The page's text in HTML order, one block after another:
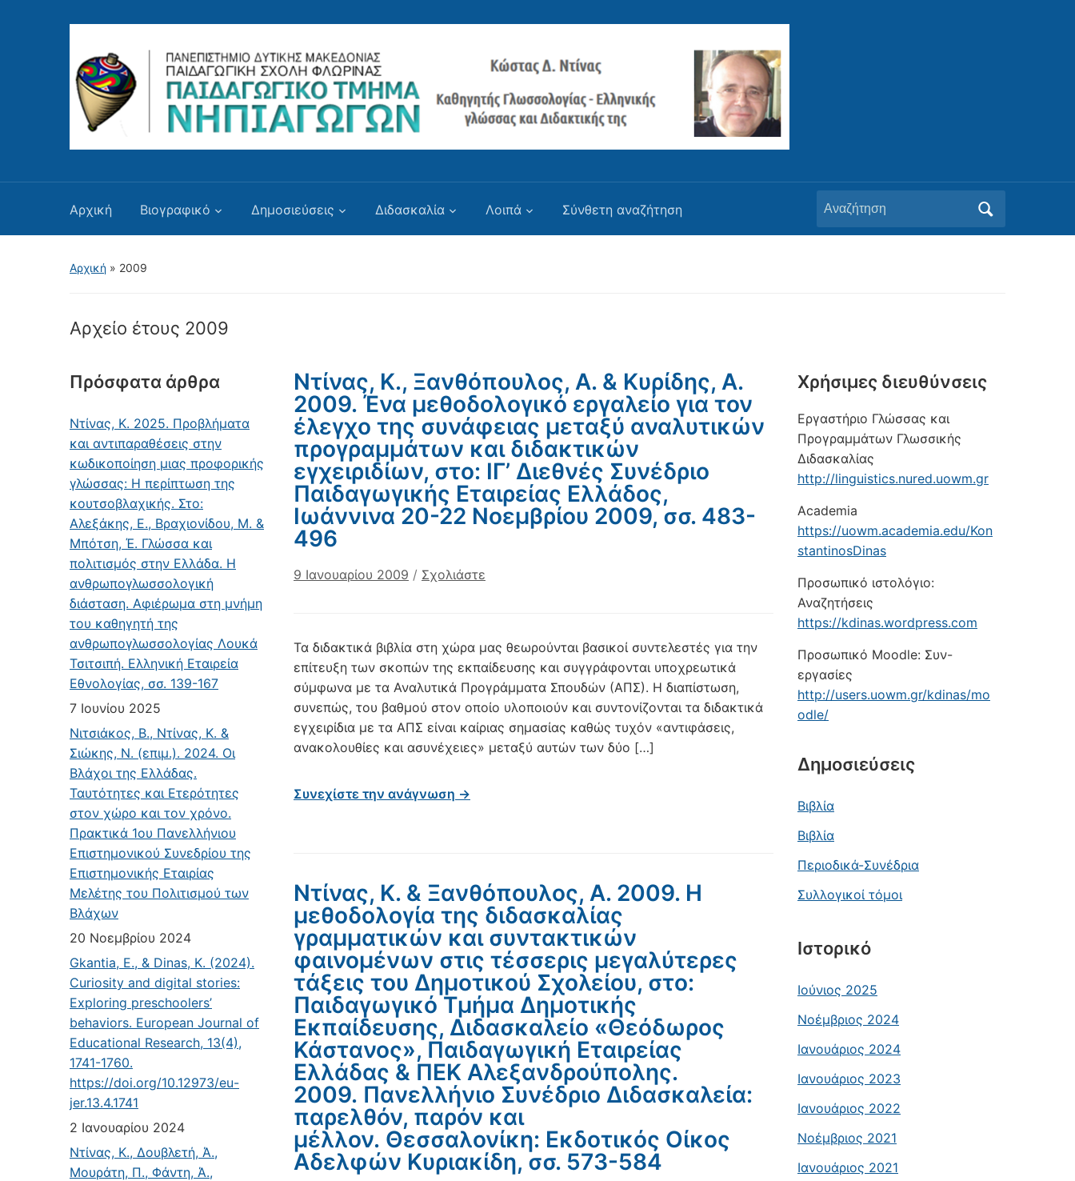
Αρχική Βιογραφικό Δημοσιεύσεις Διδασκαλία Λοιπά Σύνθετη αναζήτηση
Αναζήτηση
για:
Αρχική » 2009
Αρχείο έτους 2009
Πρόσφατα άρθρα
Ντίνας, Κ. 2025. Προβλήματα
και αντιπαραθέσεις στην
κωδικοποίηση μιας προφορικής
γλώσσας: Η περίπτωση της
κουτσοβλαχικής. Στο:
Αλεξάκης, Ε., Βραχιονίδου, Μ. &
Μπότση, Έ. Γλώσσα και
πολιτισμός στην Ελλάδα. Η
ανθρωπογλωσσολογική
διάσταση. Αφιέρωμα στη μνήμη
του καθηγητή της
ανθρωπογλωσσολογίας Λουκά
Τσιτσιπή. Ελληνική Εταιρεία
Εθνολογίας, σσ. 139-167
7 Ιουνίου 2025
Νιτσιάκος, Β., Ντίνας, Κ. &
Σιώκης, Ν. (επιμ.). 2024. Οι
Βλάχοι της Ελλάδας.
Ταυτότητες και Ετερότητες
στον χώρο και τον χρόνο.
Πρακτικά 1ου Πανελλήνιου
Επιστημονικού Συνεδρίου της
Επιστημονικής Εταιρίας
Μελέτης του Πολιτισμού των
Βλάχων
20 Νοεμβρίου 2024
Gkantia, E., & Dinas, K. (2024).
Curiosity and digital stories:
Exploring preschoolers’
behaviors. European Journal of
Educational Research, 13(4),
1741-1760.
https://doi.org/10.12973/eu-
jer.13.4.1741
2 Ιανουαρίου 2024
Ντίνας, Κ., Δουβλετή, Ά.,
Μουράτη, Π., Φάντη, Ά.,
Ντίνας, Κ., Ξανθόπουλος, Α. & Κυρίδης, Α.
2009. Ένα μεθοδολογικό εργαλείο για τον
έλεγχο της συνάφειας μεταξύ αναλυτικών
προγραμμάτων και διδακτικών
εγχειριδίων, στο: ΙΓ’ Διεθνές Συνέδριο
Παιδαγωγικής Εταιρείας Ελλάδος,
Ιωάννινα 20-22 Νοεμβρίου 2009, σσ. 483-
496
9 Ιανουαρίου 2009 / Σχολιάστε
Τα διδακτικά βιβλία στη χώρα μας θεωρούνται βασικοί συντελεστές για την
επίτευξη των σκοπών της εκπαίδευσης και συγγράφονται υποχρεωτικά
σύμφωνα με τα Αναλυτικά Προγράμματα Σπουδών (ΑΠΣ). Η διαπίστωση,
συνεπώς, του βαθμού στον οποίο υλοποιούν και συντονίζονται τα διδακτικά
εγχειρίδια με τα ΑΠΣ είναι καίριας σημασίας καθώς τυχόν «αντιφάσεις,
ανακολουθίες και ασυνέχειες» μεταξύ αυτών των δύο […]
Συνεχίστε την ανάγνωση →
Ντίνας, Κ. & Ξανθόπουλος, Α. 2009. Η
μεθοδολογία της διδασκαλίας
γραμματικών και συντακτικών
φαινομένων στις τέσσερις μεγαλύτερες
τάξεις του Δημοτικού Σχολείου, στο:
Παιδαγωγικό Τμήμα Δημοτικής
Εκπαίδευσης, Διδασκαλείο «Θεόδωρος
Κάστανος», Παιδαγωγική Εταιρείας
Ελλάδας & ΠΕΚ Αλεξανδρούπολης.
2009. Πανελλήνιο Συνέδριο Διδασκαλεία:
παρελθόν, παρόν και
μέλλον. Θεσσαλονίκη: Εκδοτικός Οίκος
Αδελφών Κυριακίδη, σσ. 573-584
Xρήσιμες διευθύνσεις
Εργαστήριο Γλώσσας και
Προγραμμάτων Γλωσσικής
Διδασκαλίας
http://linguistics.nured.uowm.gr
Academia
https://uowm.academia.edu/Kon
stantinosDinas
Προσωπικό ιστολόγιο:
Αναζητήσεις
https://kdinas.wordpress.com
Προσωπικό Moodle: Συν-
εργασίες
http://users.uowm.gr/kdinas/mo
odle/
Δημοσιεύσεις
Βιβλία
Βιβλία
Περιοδικά-Συνέδρια
Συλλογικοί τόμοι
Ιστορικό
Ιούνιος 2025
Νοέμβριος 2024
Ιανουάριος 2024
Ιανουάριος 2023
Ιανουάριος 2022
Νοέμβριος 2021
Ιανουάριος 2021